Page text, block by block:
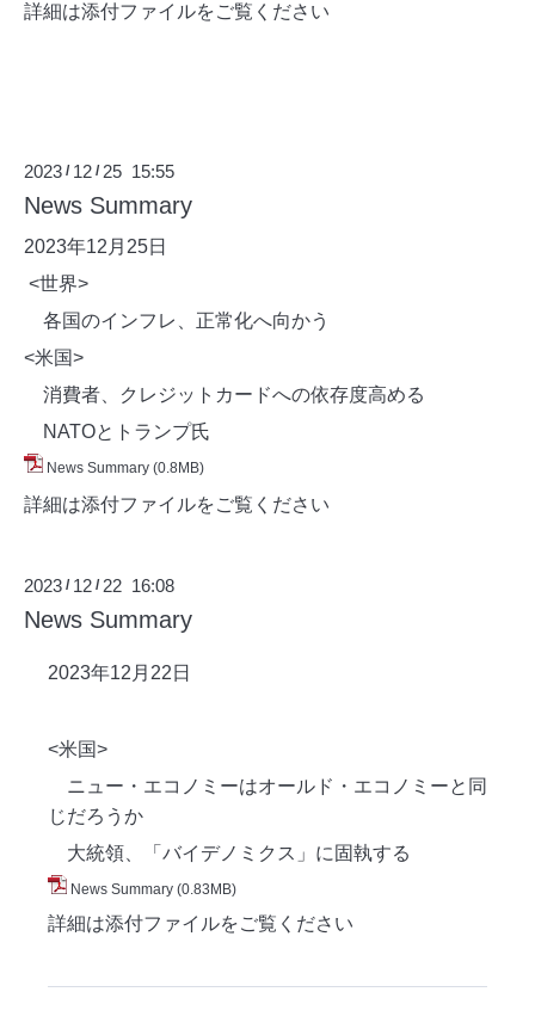
詳細は添付ファイルをご覧ください
2023 / 12 / 25 15:55
News Summary
2023年12月25日
<世界>
各国のインフレ、正常化へ向かう
<米国>
消費者、クレジットカードへの依存度高める
NATOとトランプ氏
News Summary (0.8MB)
詳細は添付ファイルをご覧ください
2023 / 12 / 22 16:08
News Summary
2023年12月22 日
<米国>
ニュー・エコノミーはオールド・エコノミーと同
じだろうか
大統領、「バイデノミクス」に固執する
News Summary (0.83MB)
詳細は添付ファイルをご覧ください